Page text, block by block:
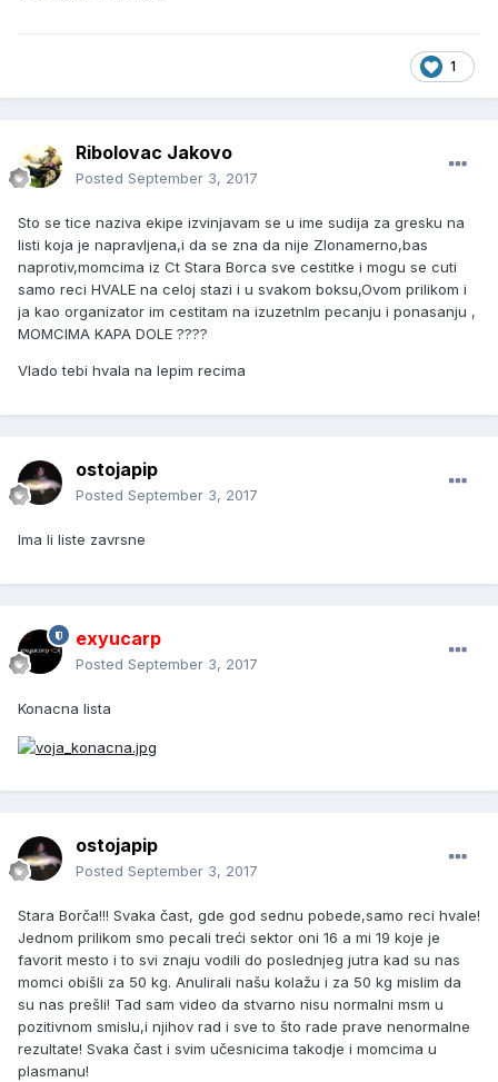
1
Ribolovac Jakovo
Posted September 3, 2017
Sto se tice naziva ekipe izvinjavam se u ime sudija za gresku na
listi koja je napravljena,i da se zna da nije Zlonamerno,bas
naprotiv,momcima iz Ct Stara Borca sve cestitke i mogu se cuti
samo reci HVALE na celoj stazi i u svakom boksu,Ovom prilikom i
ja kao organizator im cestitam na izuzetnlm pecanju i ponasanju ,
MOMCIMA KAPA DOLE ????
Vlado tebi hvala na lepim recima
ostojapip
Posted September 3, 2017
Ima li liste zavrsne
exyucarp
Posted September 3, 2017
Konacna lista
ostojapip
Posted September 3, 2017
Stara Borča!!! Svaka čast, gde god sednu pobede,samo reci hvale!
Jednom prilikom smo pecali treći sektor oni 16 a mi 19 koje je
favorit mesto i to svi znaju vodili do poslednjeg jutra kad su nas
momci obišli za 50 kg. Anulirali našu kolažu i za 50 kg mislim da
su nas prešli! Tad sam video da stvarno nisu normalni msm u
pozitivnom smislu,i njihov rad i sve to što rade prave nenormalne
rezultate! Svaka čast i svim učesnicima takodje i momcima u
plasmanu!